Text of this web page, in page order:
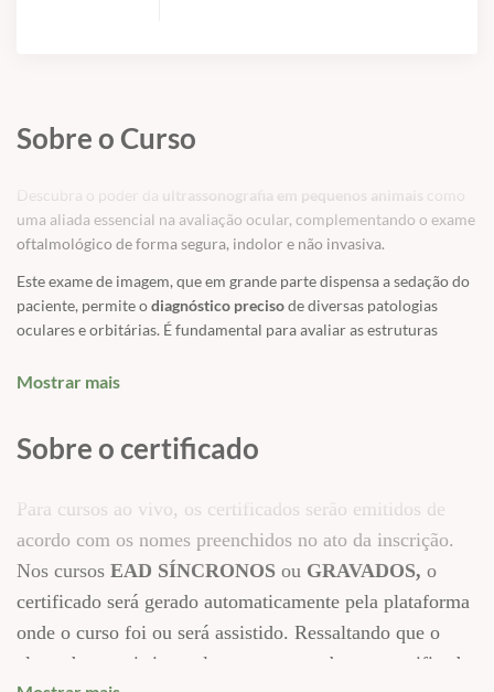
Sobre o Curso
Descubra o poder da ultrassonografia em pequenos animais como
uma aliada essencial na avaliação ocular, complementando o exame
oftalmológico de forma segura, indolor e não invasiva.
Este exame de imagem, que em grande parte dispensa a sedação do
paciente, permite odiagnóstico precisode diversas patologias
oculares e orbitárias. É fundamental para avaliar as estruturas
opacidades dos meios, como catarata, hemorragias e inflamações.
conhecimentos, apresentando a modalidade ultrassonográfica com
uma abordagem completa:
✅ Fundamentos ultrassonográficos aplicados à oftalmologia,
abordando a formação da imagem, anatomia e semiologia, e os
conhecimentos essenciais para o ultrassonografista em
oftalmologia.
, com foco no preparo do
Mostrar mais
Sobre o certificado
Para cursos ao vivo, os certificados serão emitidos de
acordo com os nomes preenchidos no ato da inscrição.
Nos cursos EAD SÍNCRONOS ou GRAVADOS, o
certificado será gerado automaticamente pela plataforma
onde o curso foi ou será assistido. Ressaltando que o
aluno deve assistir a aula para que receba seu certificado.